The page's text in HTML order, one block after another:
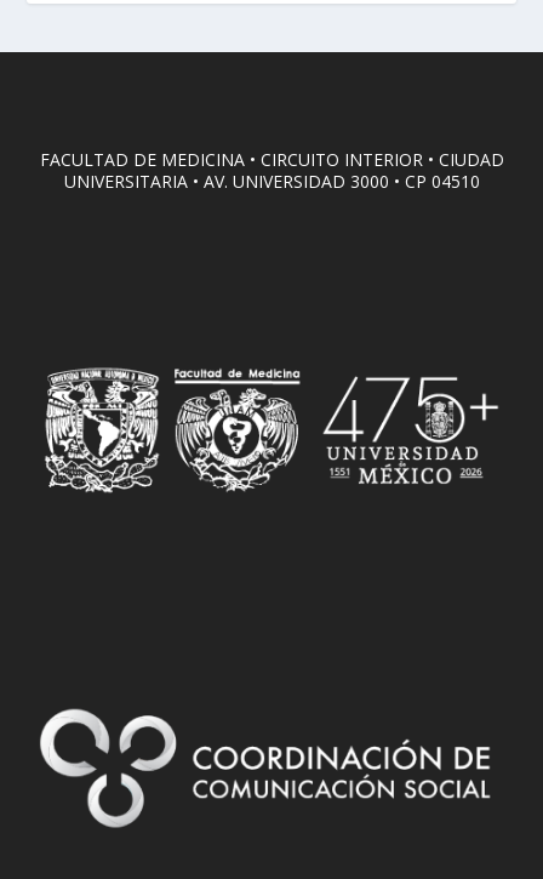
FACULTAD DE MEDICINA • CIRCUITO INTERIOR • CIUDAD
UNIVERSITARIA • AV. UNIVERSIDAD 3000 • CP 04510